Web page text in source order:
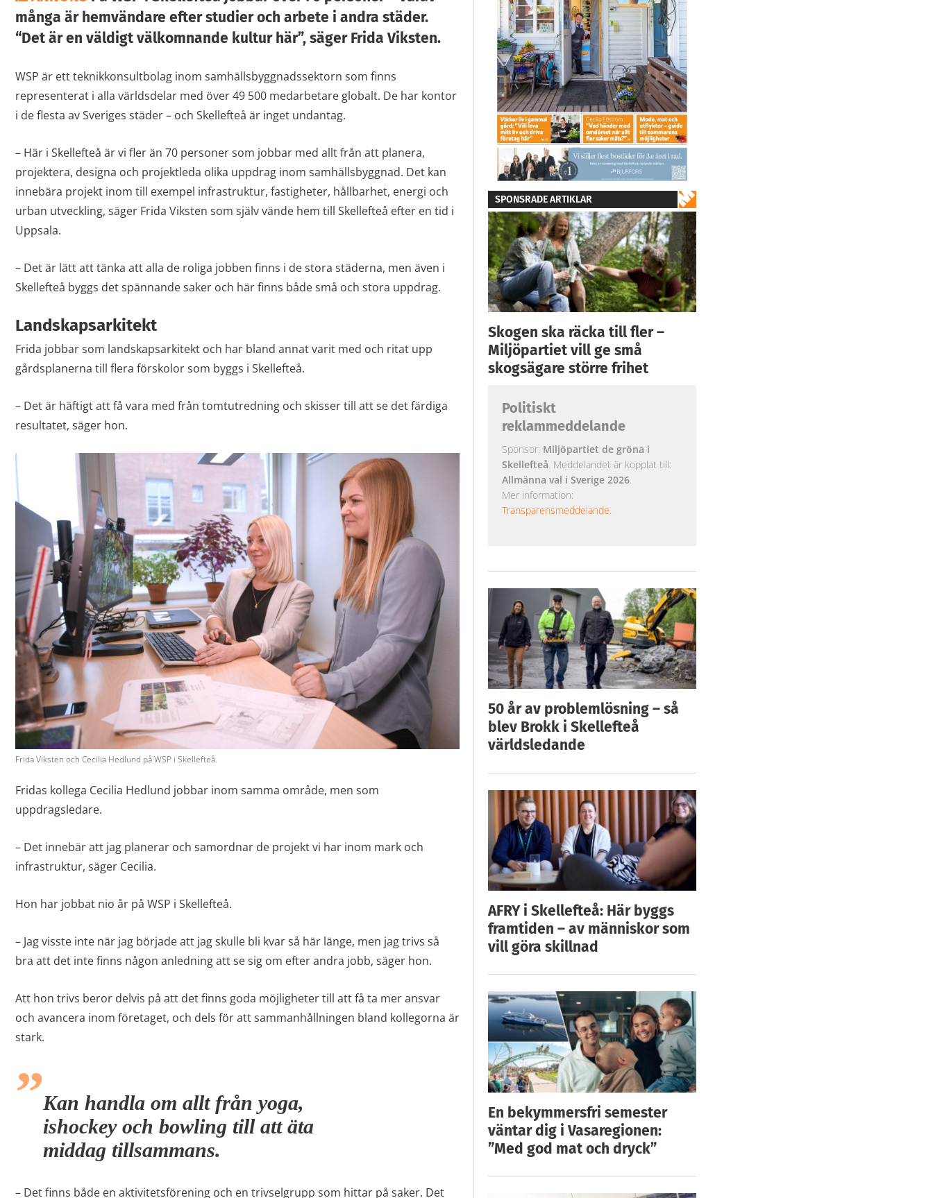
många är hemvändare efter studier och arbete i andra städer.
“Det är en väldigt välkomnande kultur här”, säger Frida Viksten.
WSP är ett teknikkonsultbolag inom samhällsbyggnadssektorn som finns
representerat i alla världsdelar med över 49 500 medarbetare globalt. De har kontor
i de flesta av Sveriges städer – och Skellefteå är inget undantag.
– Här i Skellefteå är vi fler än 70 personer som jobbar med allt från att planera,
projektera, designa och projektleda olika uppdrag inom samhällsbyggnad. Det kan
innebära projekt inom till exempel infrastruktur, fastigheter, hållbarhet, energi och
urban utveckling, säger Frida Viksten som själv vände hem till Skellefteå efter en tid i
Uppsala.
– Det är lätt att tänka att alla de roliga jobben finns i de stora städerna, men även i
Skellefteå byggs det spännande saker och här finns både små och stora uppdrag.
Landskapsarkitekt
Frida jobbar som landskapsarkitekt och har bland annat varit med och ritat upp
gårdsplanerna till flera förskolor som byggs i Skellefteå.
– Det är häftigt att få vara med från tomtutredning och skisser till att se det färdiga
resultatet, säger hon.
Frida Viksten och Cecilia Hedlund på WSP i Skellefteå.
Fridas kollega Cecilia Hedlund jobbar inom samma område, men som
uppdragsledare.
– Det innebär att jag planerar och samordnar de projekt vi har inom mark och
infrastruktur, säger Cecilia.
Hon har jobbat nio år på WSP i Skellefteå.
– Jag visste inte när jag började att jag skulle bli kvar så här länge, men jag trivs så
bra att det inte finns någon anledning att se sig om efter andra jobb, säger hon.
Att hon trivs beror delvis på att det finns goda möjligheter till att få ta mer ansvar
och avancera inom företaget, och dels för att sammanhållningen bland kollegorna är
stark.
Kan handla om allt från yoga,
ishockey och bowling till att äta
middag tillsammans.
– Det finns både en aktivitetsförening och en trivselgrupp som hittar på saker. Det
SPONSRADE ARTIKLAR
Skogen ska räcka till fler –
Miljöpartiet vill ge små
skogsägare större frihet
Politiskt
reklammeddelande
Sponsor: Miljöpartiet de gröna i
Skellefteå. Meddelandet är kopplat till:
Allmänna val i Sverige 2026.
Mer information:
Transparensmeddelande.
50 år av problemlösning – så
blev Brokk i Skellefteå
världsledande
AFRY i Skellefteå: Här byggs
framtiden – av människor som
vill göra skillnad
En bekymmersfri semester
väntar dig i Vasaregionen:
”Med god mat och dryck”